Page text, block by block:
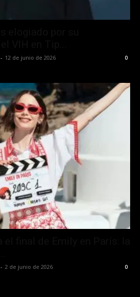
- 12 de junio de 2026 0
- 2 de junio de 2026 0